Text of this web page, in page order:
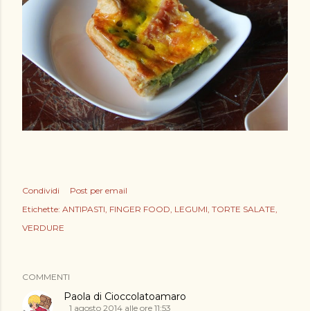
Condividi
Post per email
Etichette: ANTIPASTI FINGER FOOD LEGUMI TORTE SALATE
VERDURE
COMMENTI
Paola di Cioccolatoamaro
1 agosto 2014 alle ore 11:53